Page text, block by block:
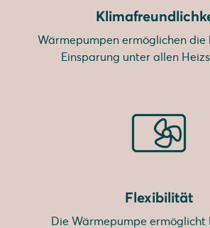
Wärmepumpen ermöglichen die
Einsparung unter allen
Flexibilität
Die Wärmepumpe ermöglicht